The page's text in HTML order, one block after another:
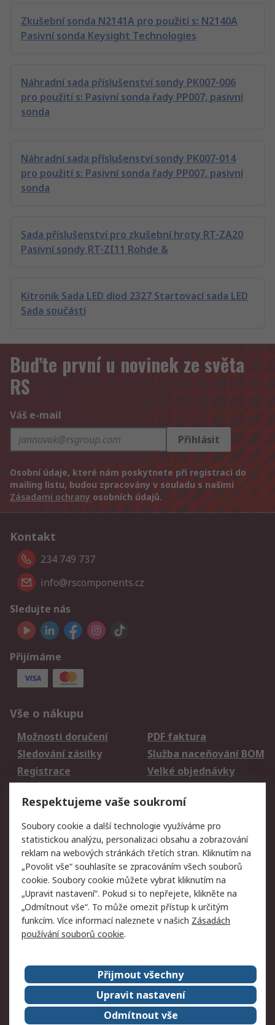
Zkušební sonda N2141A pro použití s: N2140A
Pasivní sonda Keysight Technologies
Náhradní sada příslušenství sondy PK007-006
pro použití s: Pasivní sonda řady PP007, pasivní
sonda
Náhradní sada příslušenství sondy PK007-014
pro použití s: Pasivní sonda řady PP007, pasivní
sonda
Sada příslušenství pro zkušební hroty RT-ZA20
Pasivní sondy RT-ZI11 Rohde &
Kitronik Sada LED diod 2327 Startovací sada LED
Sada součástí
Buďte první u novinek ze světa
RS
Váš e-mail
Přihlásit
Osobní údaje, které nám poskytnete při registraci do
mailing listu, budou zpracovány v souladu s našimi
Zásadami ochrany osobních údajů.
Kontakt
234 749 737
info@rscomponents.cz
Sledujte nás
Přijímáme
Vše o nákupu
Možnosti doručení
PDF faktura
Sledování zásilky
Služba naceňování BOM
Registrace
Velké objednávky
Právní
Autorská práva
Obchodní podmínky
společnosti RS
Prohlášení o ochraně
údajů
Zabezpečení
elektronické pošty
Zásady pro soubory
cookie
Zásady ochrany
osobních údajů
Kontakt
O naší společnosti
RS Group
Kariéra
Ocenění
Respektujeme vaše soukromí
Soubory cookie a další technologie využíváme pro
statistickou analýzu, personalizaci obsahu a zobrazování
reklam na webových stránkách třetích stran. Kliknutím na
„Povolit vše“ souhlasíte se zpracováním všech souborů
cookie. Soubory cookie můžete vybrat kliknutím na
„Upravit nastavení“. Pokud si to nepřejete, klikněte na
„Odmítnout vše“. To může omezit přístup k určitým
funkcím. Více informací naleznete v našich Zásadách
používání souborů cookie.
Přijmout všechny
Upravit nastavení
Odmítnout vše